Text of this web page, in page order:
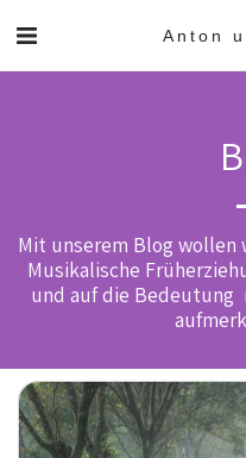
Anton
Mit unserem Blog wollen
Musikalische
und auf die Bedeutung